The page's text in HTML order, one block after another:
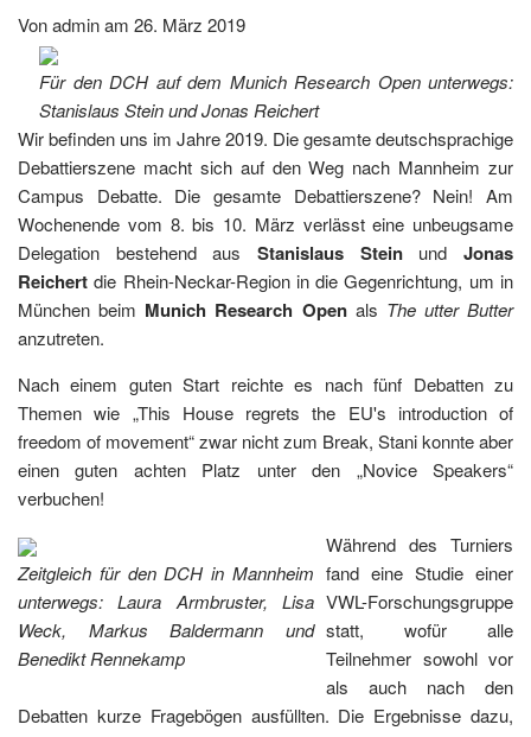
Vonadminam 26. März 2019
Für den DCH auf dem Munich Research Open unterwegs:
Stanislaus Stein und Jonas Reichert
Wir befinden uns im Jahre 2019. Die gesamte deutschsprachige
Debattierszene macht sich auf den Weg nach Mannheim zur
Campus Debatte. Die gesamte Debattierszene? Nein! Am
Wochenende vom 8. bis 10. März verlässt eine unbeugsame
Delegation bestehend aus Stanislaus SteinundJonas
Reichert die Rhein-Neckar-Region in die Gegenrichtung, um in
München beim Munich Research Openals The utter Butter
anzutreten.
Nach einem guten Start reichte es nach fünf Debatten zu
Themen wie „This House regrets the EU's introduction of
freedom of movement“ zwar nicht zum Break, Stani konnte aber
einen guten achten Platz unter den „Novice Speakers“
verbuchen!
Zeitgleich für den DCH in Mannheim
unterwegs: Laura Armbruster, Lisa
Weck, Markus Baldermann und
Benedikt Rennekamp
Während des Turniers
fand eine Studie einer
VWL-Forschungsgruppe
statt, wofür alle
Teilnehmer sowohl vor
als auch nach den
Debatten kurze Fragebögen ausfüllten. Die Ergebnisse dazu,